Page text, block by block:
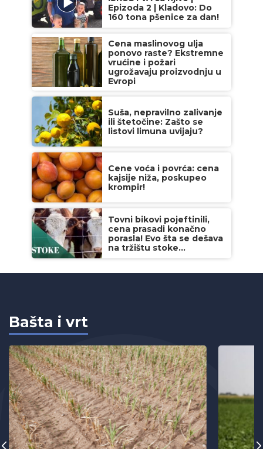
Epizoda 2 | Kladovo: Do
160 tona pšenice za dan!
Cena maslinovog ulja
ponovo raste? Ekstremne
vrućine i požari
ugrožavaju proizvodnju u
Evropi
Suša, nepravilno zalivanje
ili štetočine: Zašto se
listovi limuna uvijaju?
Cene voća i povrća: cena
kajsije niža, poskupeo
krompir!
Tovni bikovi pojeftinili,
cena prasadi konačno
porasla! Evo šta se dešava
na tržištu stoke...
Bašta i vrt